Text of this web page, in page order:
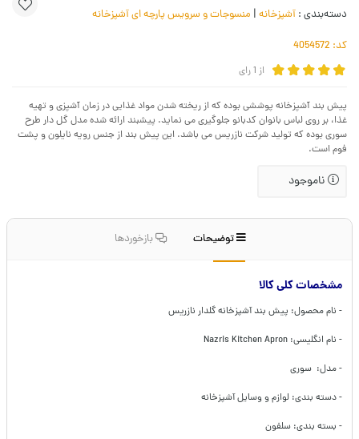
دسته‌بندی : آشپزخانه | منسوجات و سرویس پارچه ای آشپزخانه
کد:
از 1رای
پیش بند آشپزخانه پوششی بوده که از ریخته شدن مواد غذایی در زمان آشپزی و تهیه
غذا، بر روی لباس بانوان کدبانو جلوگیری می نماید. پیشبند ارائه شده مدل گل دار طرح
سوری بوده که تولید شرکت نازریس می باشد. این پیش بند از جنس رویه نایلون و پشت
فوم است.
ناموجود
توضیحات بازخوردها
مشخصات کلی کالا
- نام محصول: پیش بند آشپزخانه گلدار نازریس
- نام انگلیسی: Nazris Kitchen Apron
- مدل: سوری
- دسته بندی: لوازم و وسایل آشپزخانه
- بسته بندی: سلفون